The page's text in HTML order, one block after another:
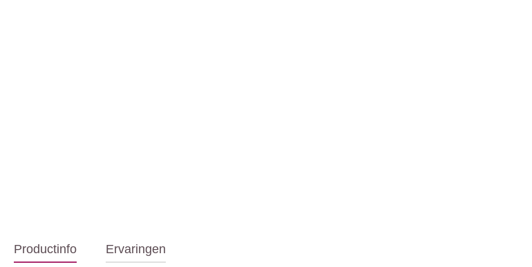
Productinfo Ervaringen